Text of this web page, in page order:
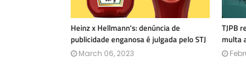
Heinz x Hellmann's: denúncia de
publicidade enganosa é julgada pelo STJ
March 06, 2023
TJPB
multa